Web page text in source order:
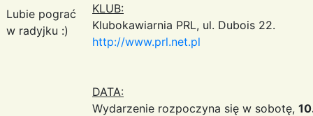
Lubie pograć
w radyjku :)
KLUB:
Klubokawiarnia PRL, ul. Dubois 22.
http://www.prl.net.pl
DATA:
Wydarzenie rozpoczyna się w sobotę,